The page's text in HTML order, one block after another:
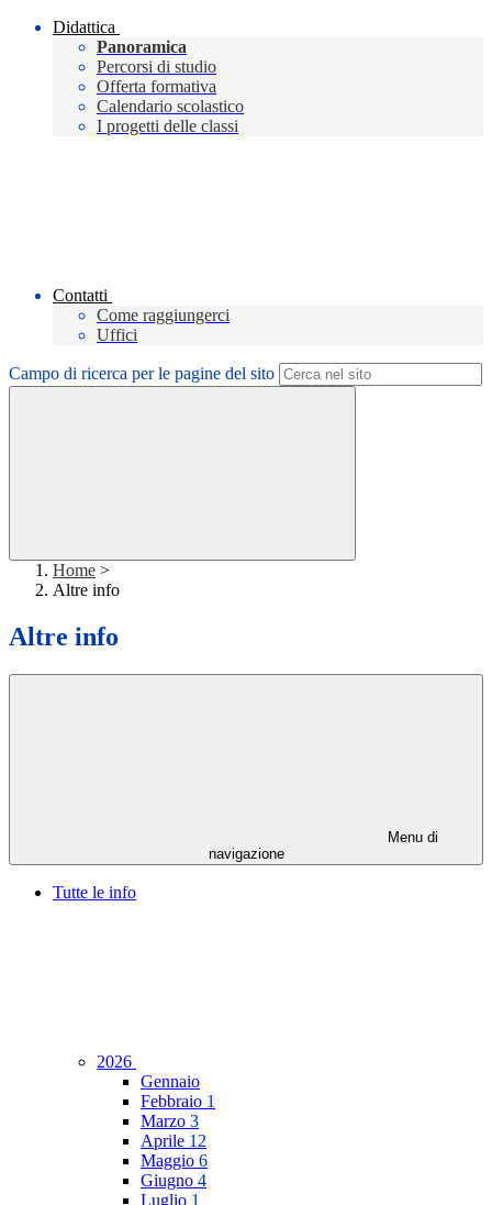
Didattica
Panoramica
Percorsi di studio
Offerta formativa
Calendario scolastico
I progetti delle classi
Contatti
Come raggiungerci
Uffici
Campo di ricerca per le pagine del sito
Home >
Altre info
Altre info
Menu di
navigazione
Tutte le info
2026
Gennaio
Febbraio 1
Marzo 3
Aprile 12
Maggio 6
Giugno 4
Luglio 1